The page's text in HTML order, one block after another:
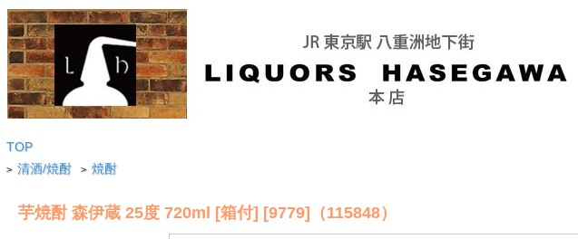
TOP
> 清酒/焼酎 > 焼酎
芋焼酎 森伊蔵 25度 720ml [箱付] [9779]（115848）